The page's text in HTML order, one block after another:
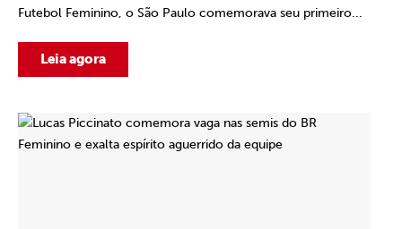
Futebol Feminino, o São Paulo comemorava seu primeiro...
Leia agora